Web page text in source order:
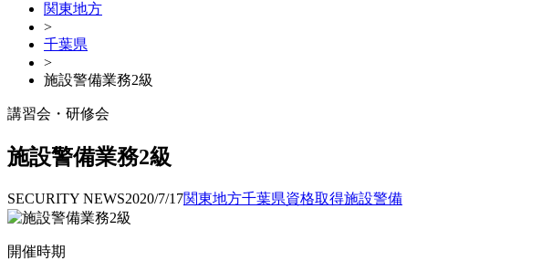
関東地方
>
千葉県
>
施設警備業務2級
講習会・研修会
施設警備業務2級
SECURITY NEWS2020/7/17関東地方千葉県資格取得施設警備
開催時期